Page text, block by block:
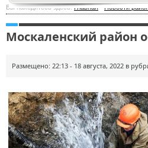
Вы находитесь здесь:Главная-Новости
Москаленский район
Размещено: 22:13 - 18 августа, 2022 в